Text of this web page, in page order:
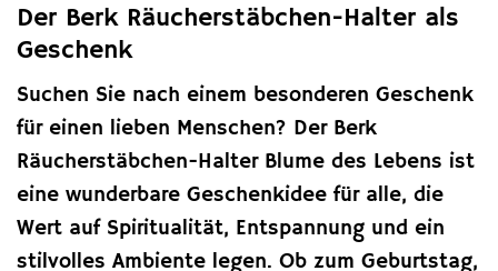
Der Berk Räucherstäbchen-Halter als
Geschenk
Suchen Sie nach einem besonderen Geschenk
für einen lieben Menschen? Der Berk
Räucherstäbchen-Halter Blume des Lebens ist
eine wunderbare Geschenkidee für alle, die
Wert auf Spiritualität, Entspannung und ein
stilvolles Ambiente legen. Ob zum Geburtstag,